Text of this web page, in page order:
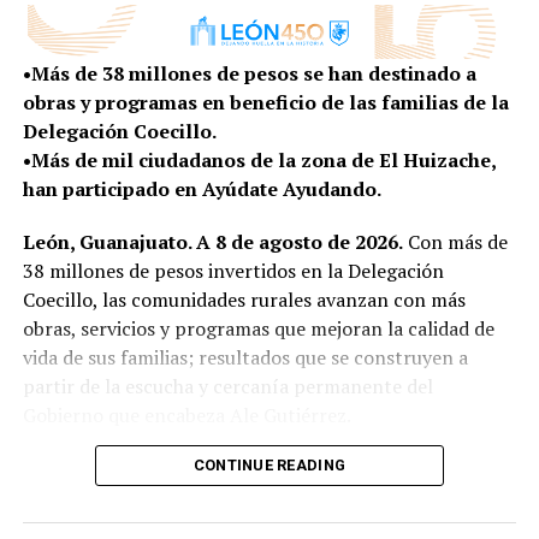
DON'T MISS
Se suman 127 cadetes al trabajo de la paz duradera
•Más de 38 millones de pesos se han destinado a
obras y programas en beneficio de las familias de la
Delegación Coecillo.
•Más de mil ciudadanos de la zona de El Huizache,
han participado en Ayúdate Ayudando.
León, Guanajuato. A 8 de agosto de 2026.Con más de
38 millones de pesos invertidos en la Delegación
Coecillo, las comunidades rurales avanzan con más
obras, servicios y programas que mejoran la calidad de
vida de sus familias; resultados que se construyen a
partir de la escucha y cercanía permanente del
Como parte de esta atención cercana, la presidenta
municipales, realizó un recorrido de supervisión por la
CONTINUE READING